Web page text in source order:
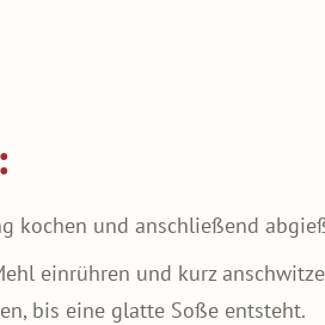
kochen und anschließend
einrühren und kurz
bis eine glatte Soße entsteht.